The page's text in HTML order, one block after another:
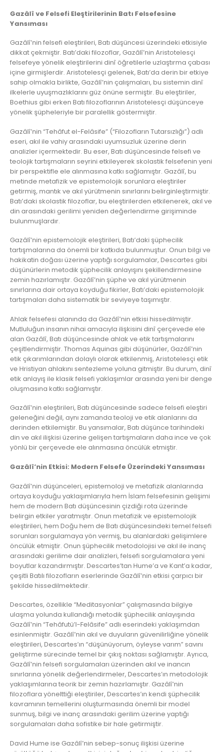
Gazâlî ve Felsefi Eleştirilerinin Batı Felsefesine
Yansıması
Gazâlî’nin felsefi eleştirileri, Batı düşüncesi üzerindeki etkisiyle
dikkat çekmiştir. Batı’daki filozoflar, Gazâlî’nin Aristotelesçi
felsefeye yönelik eleştirilerini dinî öğretilerle uzlaştırma çabası
içine girmişlerdir. Aristotelesçi gelenek, Batı’da derin bir etkiye
sahip olmakla birlikte, Gazâlî’nin çalışmaları, bu sistemin dinî
ilkelerle uyuşmazlıklarını güz önüne sermiştir. Bu eleştiriler,
Boethius gibi erken Batı filozoflarının Aristotelesçi düşünceye
yönelik şüpheleriyle bir paralellik göstermiştir.
Gazâlî’nin “Tehâfut el-Felâsife” (“Filozofların Tutarsızlığı”) adlı
eseri, akıl ile vahiy arasındaki uyumsuzluk üzerine derin
analizler içermektedir. Bu eser, Batı düşüncesinde felsefi ve
teolojik tartışmaların seyrini etkileyerek skolastik felsefenin yeni
bir perspektifle ele alınmasına katkı sağlamıştır. Gazâlî, bu
metinde metafizik ve epistemolojik sorunlara eleştiriler
getirmiş, mantık ve akıl yürütmenin sınırlarını belirginleştirmiştir.
Batı’daki skolastik filozoflar, bu eleştirilerden etkilenerek, akıl ve
din arasındaki gerilimi yeniden değerlendirme girişiminde
bulunmuşlardır.
Gazâlî’nin epistemolojik eleştirileri, Batı’daki şüphecilik
tartışmalarına da önemli bir katkıda bulunmuştur. Onun bilgi ve
hakikatin doğası üzerine yaptığı sorgulamalar, Descartes gibi
düşünürlerin metodik şüphecilik anlayışını şekillendirmesine
zemin hazırlamıştır. Gazâlî’nin şüphe ve akıl yürütmenin
sınırlarına dair ortaya koyduğu fikirler, Batı’daki epistemolojik
tartışmaları daha sistematik bir seviyeye taşımıştır.
Ahlak felsefesi alanında da Gazâlî’nin etkisi hissedilmiştir.
Mutluluğun insanın nihai amacıyla ilişkisini dinî çerçevede ele
alan Gazâlî, Batı düşüncesinde ahlak ve etik tartışmalarını
çeşitlendirmiştir. Thomas Aquinas gibi düşünürler, Gazâlî’nin
etik çıkarımlarından dolaylı olarak etkilenmiş, Aristotelesçi etik
ve Hristiyan ahlakını sentezleme yoluna gitmiştir. Bu durum, dinî
etik anlayış ile klasik felsefi yaklaşımlar arasında yeni bir denge
oluşmasına katkı sağlamıştır.
Gazâlî’nin eleştirileri, Batı düşüncesinde sadece felsefi eleştiri
geleneğini değil, aynı zamanda teoloji ve etik alanlarını da
derinden etkilemiştir. Bu yansımalar, Batı düşünce tarihindeki
din ve akıl ilişkisi üzerine gelişen tartışmaların daha ince ve çok
yönlü bir çerçevede ele alınmasına öncülük etmiştir.
Gazâlî’nin Etkisi: Modern Felsefe Üzerindeki Yansıması
Gazâlî’nin düşünceleri, epistemoloji ve metafizik alanlarında
ortaya koyduğu yaklaşımlarıyla hem İslam felsefesinin gelişimi
hem de modern Batı düşüncesinin çizdiği rota üzerinde
belirgin etkiler yaratmıştır. Onun metafizik ve epistemolojik
eleştirileri, hem Doğu hem de Batı düşüncesindeki temel felsefi
sorunları sorgulamaya yön vermiş, bu alanlardaki gelişimlere
öncülük etmiştir. Onun şüphecilik metodolojisi ve akıl ile inanç
arasındaki gerilime dair analizleri, felsefi sorgulamalara yeni
boyutlar kazandırmıştır. Descartes’tan Hume’a ve Kant’a kadar,
çeşitli Batılı filozofların eserlerinde Gazâlî’nin etkisi çarpıcı bir
şekilde hissedilmektedir.
Descartes, özellikle “Meditasyonlar” çalışmasında bilgiye
ulaşma yolunda kullandığı metodik şüphecilik anlayışında
Gazâlî’nin “Tehâfutü’l-Felâsife” adlı eserindeki yaklaşımdan
esinlenmiştir. Gazâlî’nin akıl ve duyuların güvenilirliğine yönelik
eleştirileri, Descartes’ın “düşünüyorum, öyleyse varım” savını
geliştirme sürecinde temel bir çıkış noktası sağlamıştır. Ayrıca,
Gazâlî’nin felsefi sorgulamaları üzerinden akıl ve inancın
sınırlarına yönelik değerlendirmeler, Descartes’ın metodolojik
yaklaşımlarına teorik bir zemin hazırlamıştır. Gazâlî’nin
filozoflara yönelttiği eleştiriler, Descartes’ın kendi şüphecilik
kavramının temellerini oluşturmasında önemli bir model
sunmuş, bilgi ve inanç arasındaki gerilim üzerine yaptığı
sorgulamaları daha sofistike bir hale getirmiştir.
David Hume ise Gazâlî’nin sebep-sonuç ilişkisi üzerine